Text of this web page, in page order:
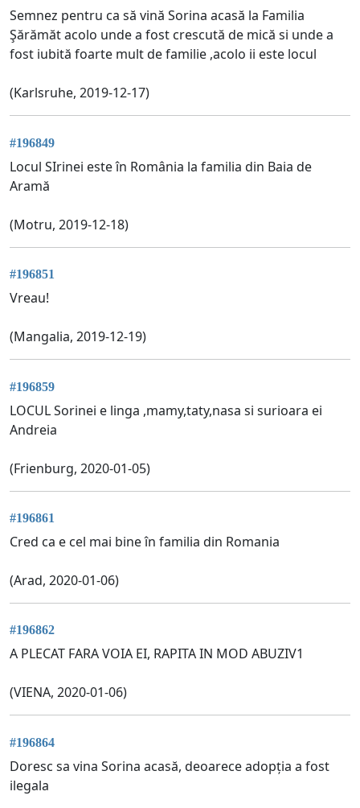
Semnez pentru ca să vină Sorina acasă la Familia
Şărămăt acolo unde a fost crescută de mică si unde a
fost iubită foarte mult de familie ,acolo ii este locul
(Karlsruhe, 2019-12-17)
#196849
Locul SIrinei este în România la familia din Baia de
Aramă
(Motru, 2019-12-18)
#196851
Vreau!
(Mangalia, 2019-12-19)
#196859
LOCUL Sorinei e linga ,mamy,taty,nasa si surioara ei
Andreia
(Frienburg, 2020-01-05)
#196861
Cred ca e cel mai bine în familia din Romania
(Arad, 2020-01-06)
#196862
A PLECAT FARA VOIA EI, RAPITA IN MOD ABUZIV1
(VIENA, 2020-01-06)
#196864
Doresc sa vina Sorina acasă, deoarece adopția a fost
ilegala